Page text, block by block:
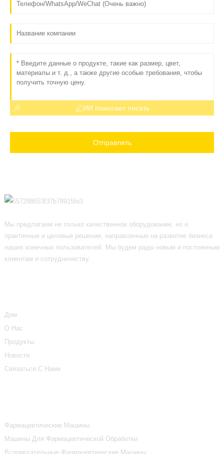
ИИ помогает писать
Отправлять
Мы предлагаем не только качественное оборудование, но и
практичные и целевые решения, направленные на развитие бизнеса
наших конечных пользователей. Мы будем рады новым и постоянным
клиентам и сотрудничеству.
Дом
О Нас
Продукты
Новости
Связаться С Нами
Фармацевтические Машины
Машины Для Фармацевтической Обработки
Вспомогательные Фармацевтические Машины